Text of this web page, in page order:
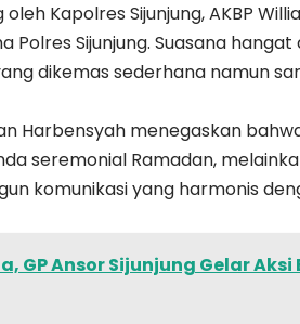
Kapolres Sijunjung, AKBP
Polres Sijunjung. Suasana
dikemas sederhana namun
Harbensyah menegaskan
seremonial Ramadan,
komunikasi yang harmonis
GP Ansor Sijunjung Gelar